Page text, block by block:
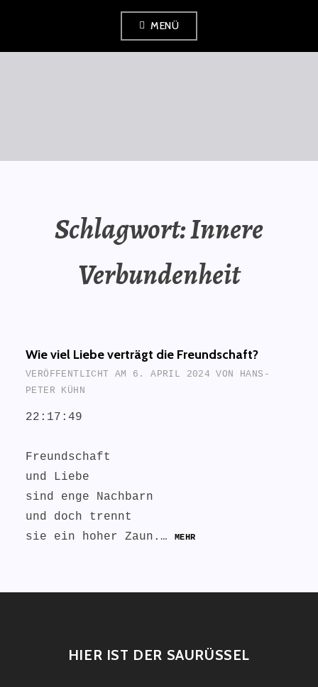
springen
MENÜ
Schlagwort:Innere
Verbundenheit
Wie viel Liebe verträgt die Freundschaft?
VERÖFFENTLICHT AM 6. APRIL 2024 VON HANS-
PETER KÜHN
22:17:49
Freundschaft
und Liebe
sind enge Nachbarn
und doch trennt
sie ein hoher Zaun.…
MEHR
HIER IST DER SAURÜSSEL